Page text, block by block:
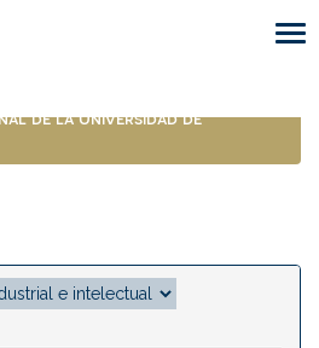
de la Universidad de